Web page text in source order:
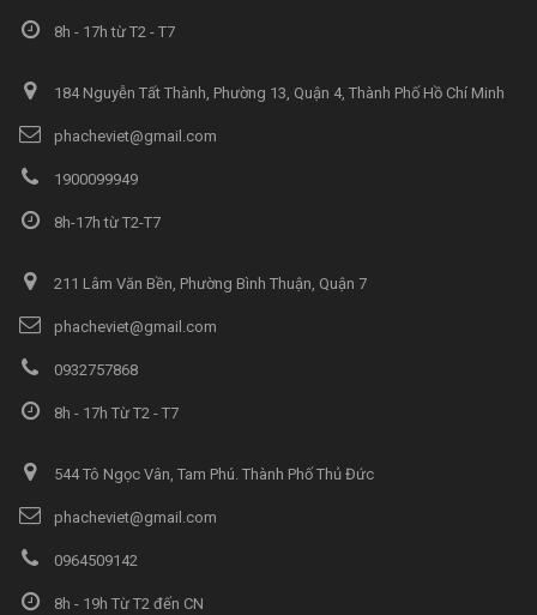
8h - 17h từ T2 - T7
184 Nguyễn Tất Thành, Phường 13, Quận 4, Thành Phố Hồ Chí Minh
phacheviet@gmail.com
1900099949
8h-17h từ T2-T7
211 Lâm Văn Bền, Phường Bình Thuận, Quận 7
phacheviet@gmail.com
0932757868
8h - 17h Từ T2 - T7
544 Tô Ngọc Vân, Tam Phú. Thành Phố Thủ Đức
phacheviet@gmail.com
0964509142
8h - 19h Từ T2 đến CN